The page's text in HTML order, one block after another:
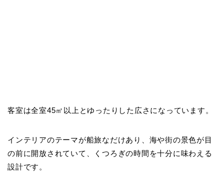
客室は全室45㎡以上とゆったりした広さになっています。
インテリアのテーマが船旅なだけあり、海や街の景色が目
の前に開放されていて、くつろぎの時間を十分に味わえる
設計です。